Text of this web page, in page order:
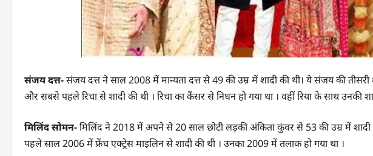
संजय दत्त-संजय दत्त ने साल 2008 में मान्यता दत्त से 49 की उम्र में शादी की थी। ये संजय की तीसरी
और सबसे पहले रिचा से शादी की थी । रिचा का कैंसर से निधन हो गया था । वहीं रिया के साथ उनकी
मिलिंद सोमन-मिलिंद ने 2018 में अपने से 20 साल छोटी लड़की अंकिता कुंवर से 53 की उम्र में शादी
पहले साल 2006 में फ्रेंच एक्ट्रेस माइलिन से शादी की थी । उनका 2009 में तलाक हो गया था ।